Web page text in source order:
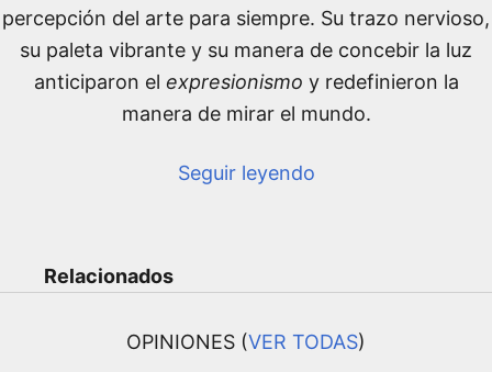
percepción del arte para siempre. Su trazo nervioso,
su paleta vibrante y su manera de concebir la luz
anticiparon el expresionismo y redefinieron la
manera de mirar el mundo.
Seguir leyendo
Relacionados
OPINIONES (VER TODAS)